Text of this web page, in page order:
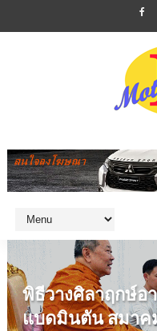
พิธีวางศิลาฤกษ์อ
แบดมินตัน สมา